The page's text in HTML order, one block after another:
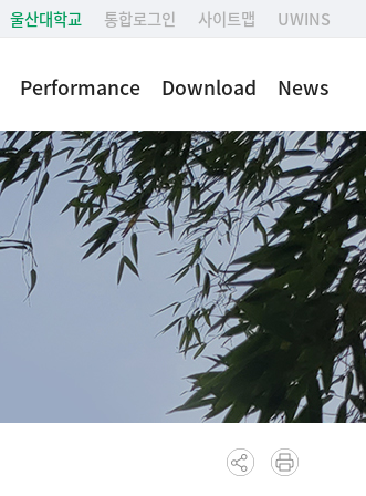
울산대학교 통합로그인 사이트맵 UWINS
Performance Download News